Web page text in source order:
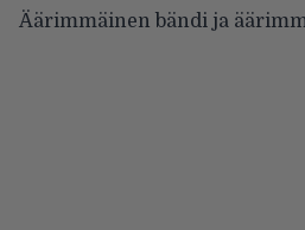
Äärimmäinen bändi ja